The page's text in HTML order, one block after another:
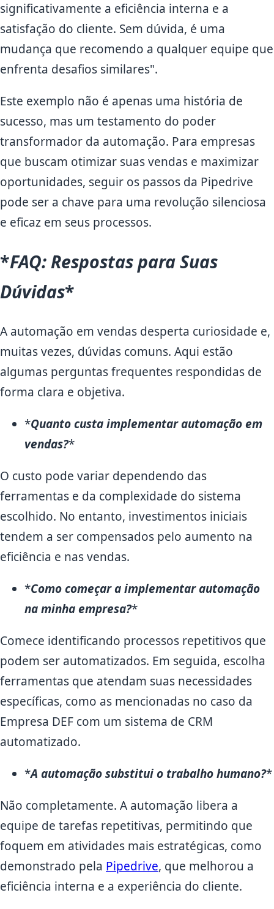
significativamente a eficiência interna e a
satisfação do cliente. Sem dúvida, é uma
mudança que recomendo a qualquer equipe que
enfrenta desafios similares".
Este exemplo não é apenas uma história de
sucesso, mas um testamento do poder
transformador da automação. Para empresas
que buscam otimizar suas vendas e maximizar
oportunidades, seguir os passos da Pipedrive
pode ser a chave para uma revolução silenciosa
e eficaz em seus processos.
*FAQ: Respostas para Suas
Dúvidas*
A automação em vendas desperta curiosidade e,
muitas vezes, dúvidas comuns. Aqui estão
algumas perguntas frequentes respondidas de
forma clara e objetiva.
*Quanto custa implementar automação em
vendas?*
O custo pode variar dependendo das
ferramentas e da complexidade do sistema
escolhido. No entanto, investimentos iniciais
tendem a ser compensados pelo aumento na
eficiência e nas vendas.
*Como começar a implementar automação
na minha empresa?*
Comece identificando processos repetitivos que
podem ser automatizados. Em seguida, escolha
ferramentas que atendam suas necessidades
específicas, como as mencionadas no caso da
Empresa DEF com um sistema de CRM
automatizado.
*A automação substitui o trabalho humano?*
Não completamente. A automação libera a
equipe de tarefas repetitivas, permitindo que
foquem em atividades mais estratégicas, como
demonstrado pela Pipedrive, que melhorou a
eficiência interna e a experiência do cliente.